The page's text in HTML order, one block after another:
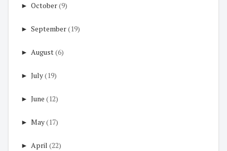
► October(9)
► September(19)
► August(6)
► July(19)
► June (12)
► May(17)
► April (22)